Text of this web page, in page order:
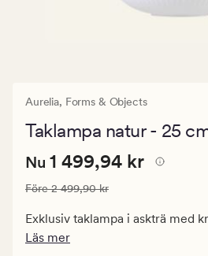
Aurelia, Forms & Objects
Taklampa natur - 25
Nuvarande
1
499,94
kr.
Nuvarande pris 1
Nu 1 499,94 kr
Ordinarie pris 2 499,90 kr
Före2 499,90 kr
Exklusiv taklampa i askträ med
Läs mer